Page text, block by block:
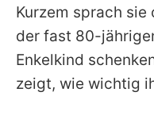
Kurzem sprach
der fast 80-
Enkelkind
zeigt, wie wichtig